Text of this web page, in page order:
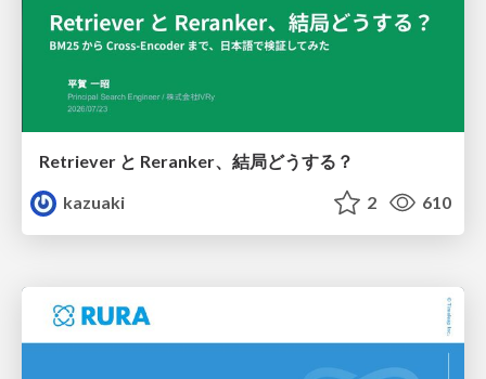
Retriever と Reranker、結局どうする？
kazuaki
2 610